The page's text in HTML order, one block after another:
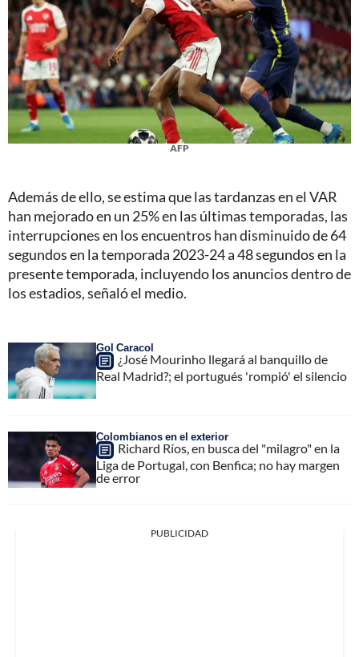
AFP
Además de ello, se estima que las tardanzas en el VAR
han mejorado en un 25% en las últimas temporadas, las
interrupciones en los encuentros han disminuido de 64
segundos en la temporada 2023-24 a 48 segundos en la
presente temporada, incluyendo los anuncios dentro de
los estadios, señaló el medio.
Gol Caracol
¿José Mourinho llegará al banquillo de
Real Madrid?; el portugués 'rompió' el silencio
Colombianos en el exterior
Richard Ríos, en busca del "milagro" en la
Liga de Portugal, con Benfica; no hay margen
de error
PUBLICIDAD